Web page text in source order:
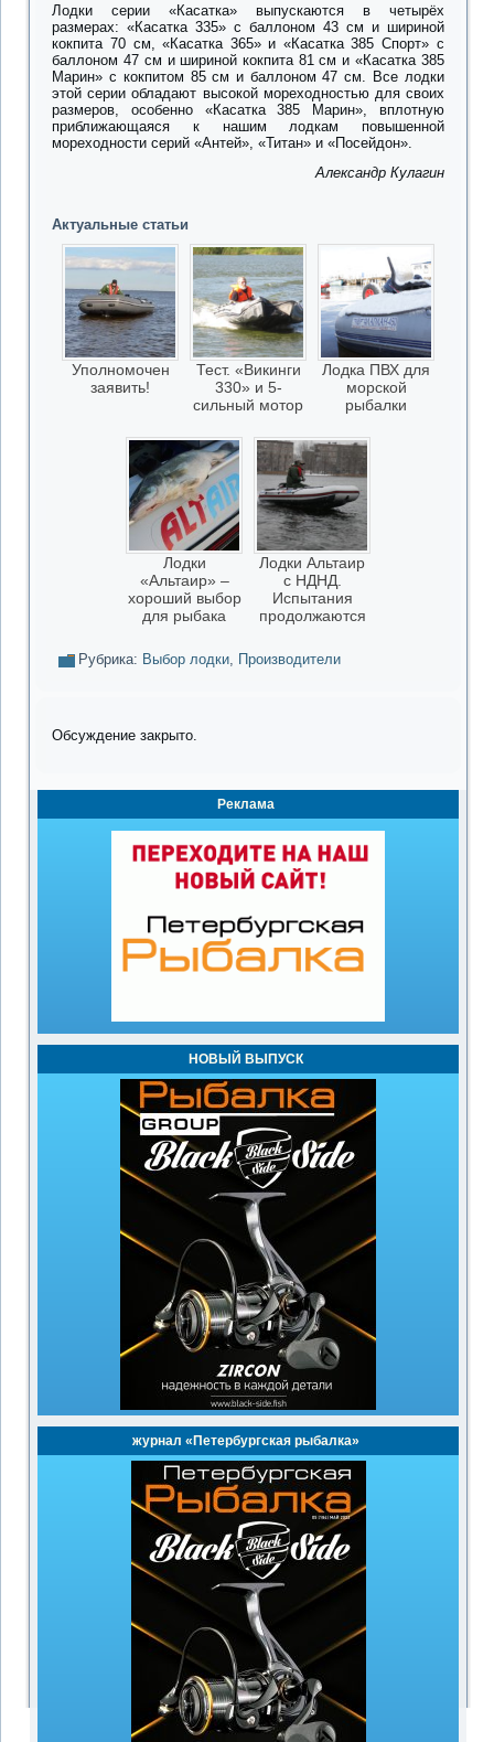
Лодки серии «Касатка» выпускаются в четырёх
размерах: «Касатка 335» с баллоном 43 см и шириной
кокпита 70 см, «Касатка 365» и «Касатка 385 Спорт» с
баллоном 47 см и шириной кокпита 81 см и «Касатка 385
Марин» с кокпитом 85 см и баллоном 47 см. Все лодки
этой серии обладают высокой мореходностью для своих
размеров, особенно «Касатка 385 Марин», вплотную
приближающаяся к нашим лодкам повышенной
мореходности серий «Антей», «Титан» и «Посейдон».
Александр Кулагин
Актуальные статьи
Уполномочен
заявить!
Тест. «Викинги
330» и 5-
сильный мотор
Лодка ПВХ для
морской
рыбалки
Лодки
«Альтаир» –
хороший выбор
для рыбака
Лодки Альтаир
с НДНД.
Испытания
продолжаются
Рубрика: Выбор лодки, Производители
Обсуждение закрыто.
Реклама
НОВЫЙ ВЫПУСК
журнал «Петербургская рыбалка»